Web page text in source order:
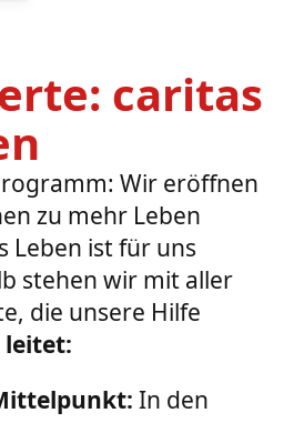
caritas
Wir eröffnen
zu mehr Leben
Leben ist für uns
stehen wir mit aller
die unsere Hilfe
leitet:
In den